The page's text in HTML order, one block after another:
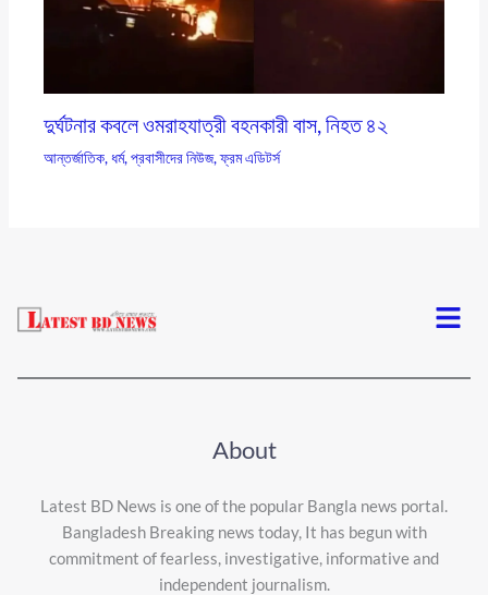
দুর্ঘটনার কবলে ওমরাহযাত্রী বহনকারী বাস, নিহত ৪২
আন্তর্জাতিক, ধর্ম,প্রবাসীদের নিউজ,ফ্রম এডিটর্স
Menu
About
Latest BD News is one of the popular Bangla news portal.
Bangladesh Breaking news today, It has begun with
commitment of fearless, investigative, informative and
independent journalism.